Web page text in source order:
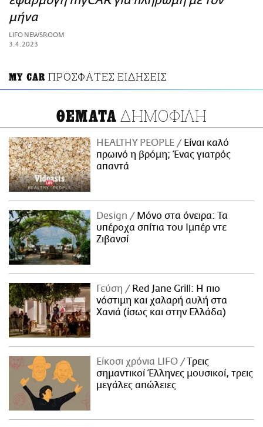
ΑΜΠΑ
PRINT
μήνα
LIFO NEWSROOM
3.4.2023
MY CAR ΠΡΟΣΦΑΤΕΣ ΕΙΔΗΣΕΙΣ
ΘΕΜΑΤΑ ΔΗΜΟΦΙΛΗ
HEALTHY PEOPLE
Είναι καλό
πρωινό η βρόμη; Ένας γιατρός
απαντά
Design
Μόνο στα όνειρα: Τα
υπέροχα σπίτια του Ιμπέρ ντε
Ζιβανσί
Γεύση
Red Jane Grill: Η πιο
νόστιμη και χαλαρή αυλή στα
Χανιά (ίσως και στην Ελλάδα)
Είκοσι χρόνια LIFO
Tρεις
σημαντικοί Έλληνες μουσικοί, τρεις
μεγάλες απώλειες